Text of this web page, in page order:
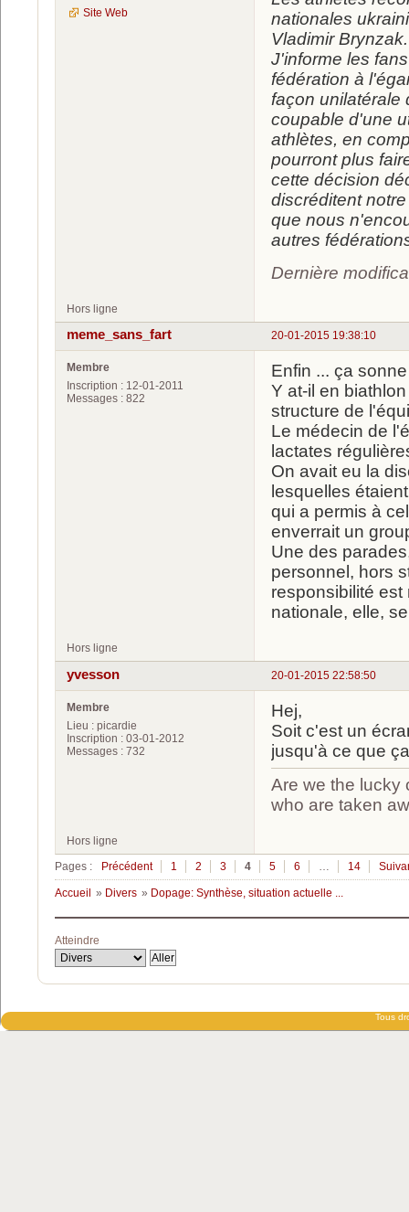
Site Web
nationales
Vladimir Brynzak.
J'informe les
fédération à
façon unilatérale
coupable d'une
athlètes, en
pourront plus
cette décision
discréditent
que nous
autres
Dernière
Hors ligne
20-01-2015 19:38:10
meme_sans_fart
Membre
Inscription : 12-01-2011
Messages : 822
Enfin ... ça
Y at-il en
structure de
Le médecin de
lactates
On avait eu la
lesquelles
qui a permis à
enverrait un
Une des
personnel, hors
responsibilité
nationale, elle,
Hors ligne
20-01-2015 22:58:50
yvesson
Membre
Lieu : picardie
Inscription : 03-01-2012
Messages : 732
Hej,
Soit c'est un
jusqu'à ce que
Are we the lucky
who are taken
Hors ligne
Pages :
Précédent 1 2 3 4 5 6 14
Accueil » Divers » Dopage: Synthèse, situation actuelle ...
Atteindre
Tous